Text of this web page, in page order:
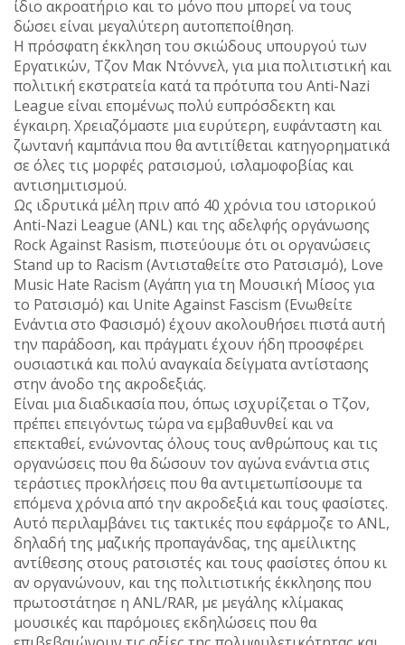
ίδιο ακροατήριο και το μόνο που μπορεί να τους
δώσει είναι μεγαλύτερη αυτοπεποίθηση.
Η πρόσφατη έκκληση του σκιώδους υπουργού των
Εργατικών, Τζον Μακ Ντόννελ, για μια πολιτιστική και
πολιτική εκστρατεία κατά τα πρότυπα του Anti-Nazi
League είναι επομένως πολύ ευπρόσδεκτη και
έγκαιρη. Χρειαζόμαστε μια ευρύτερη, ευφάνταστη και
ζωντανή καμπάνια που θα αντιτίθεται κατηγορηματικά
σε όλες τις μορφές ρατσισμού, ισλαμοφοβίας και
αντισημιτισμού.
Ως ιδρυτικά μέλη πριν από 40 χρόνια του ιστορικού
Anti-Nazi League (ANL) και της αδελφής οργάνωσης
Rock Against Rasism, πιστεύουμε ότι οι οργανώσεις
Stand up to Racism (Αντισταθείτε στο Ρατσισμό), Love
Music Hate Racism (Αγάπη για τη Μουσική Μίσος για
το Ρατσισμό) και Unite Against Fascism (Ενωθείτε
Ενάντια στο Φασισμό) έχουν ακολουθήσει πιστά αυτή
την παράδοση, και πράγματι έχουν ήδη προσφέρει
ουσιαστικά και πολύ αναγκαία δείγματα αντίστασης
στην άνοδο της ακροδεξιάς.
Είναι μια διαδικασία που, όπως ισχυρίζεται ο Τζον,
πρέπει επειγόντως τώρα να εμβαθυνθεί και να
επεκταθεί, ενώνοντας όλους τους ανθρώπους και τις
οργανώσεις που θα δώσουν τον αγώνα ενάντια στις
τεράστιες προκλήσεις που θα αντιμετωπίσουμε τα
επόμενα χρόνια από την ακροδεξιά και τους φασίστες.
Αυτό περιλαμβάνει τις τακτικές που εφάρμοζε το ANL,
δηλαδή της μαζικής προπαγάνδας, της αμείλικτης
αντίθεσης στους ρατσιστές και τους φασίστες όπου κι
αν οργανώνουν, και της πολιτιστικής έκκλησης που
πρωτοστάτησε η ANL/RAR, με μεγάλης κλίμακας
μουσικές και παρόμοιες εκδηλώσεις που θα